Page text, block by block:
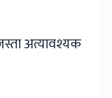
अत्यावश्यक